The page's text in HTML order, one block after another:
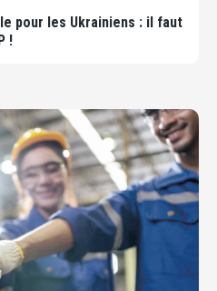
pour les Ukrainiens : il faut
!